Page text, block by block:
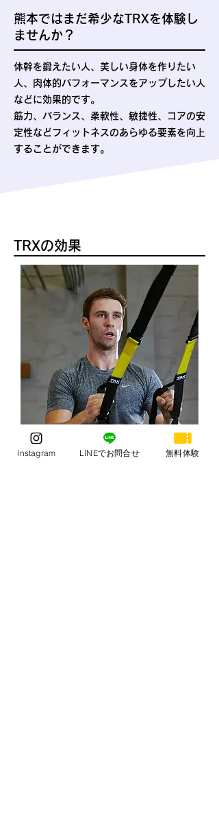
熊本ではまだ希少なTRXを体験し
ませんか？
体幹を鍛えたい人、美しい身体を作りたい
人、肉体的パフォーマンスをアップしたい人
などに効果的です。
筋力、バランス、柔軟性、敏捷性、コアの安
定性などフィットネスのあらゆる要素を向上
することができます。
TRXの効果
Instagram LINEでお問合せ 無料体験